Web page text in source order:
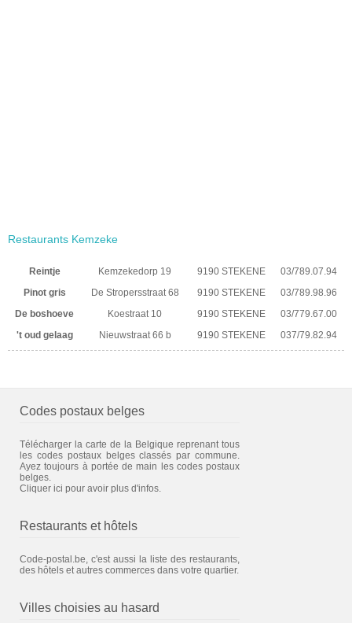
Restaurants Kemzeke
Reintje Kemzekedorp 19 9190 STEKENE
03/789.07.94
Pinot gris
De Stropersstraat 68 9190 STEKENE
03/789.98.96
De boshoeve
Koestraat 10 9190 STEKENE
03/779.67.00
't oud gelaag
Nieuwstraat 66 b 9190 STEKENE 037/79.82.94
Codes postaux belges
Télécharger la carte de la Belgique reprenant tous
les codes postaux belges classés par commune.
Ayez toujours à portée de main les codes postaux
belges.
Cliquer ici pour avoir plus d'infos.
Restaurants et hôtels
Code-postal.be, c'est aussi la liste des restaurants,
des hôtels et autres commerces dans votre quartier.
Villes choisies au hasard